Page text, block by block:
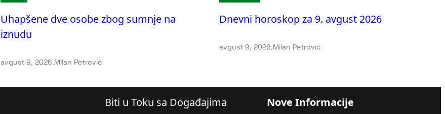
Uhapšene dve osobe zbog sumnje na
iznudu
avgust 9, 2026.Milan Petrović
Dnevni horoskop za 9. avgust 2026
avgust 9, 2026.Milan Petrović
Biti u Toku sa Događajima Nove Informacije